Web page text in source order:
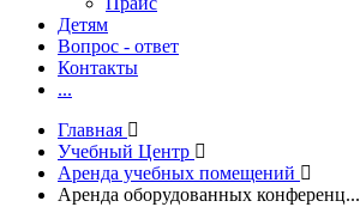
Детям
Вопрос - ответ
Контакты
...
Главная
Учебный Центр
Аренда учебных помещений
Аренда оборудованных конференц...